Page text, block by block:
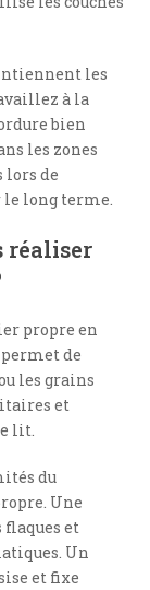
les
à la
bien
les zones
lors de
le long terme.
réaliser
propre en
de
les grains
et
lit.
du
Une
flaques et
Un
et fixe